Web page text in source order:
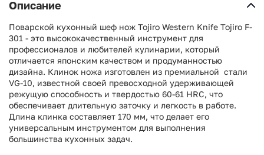
Описание
Поварской кухонный шеф нож Tojiro Western Knife Tojiro F-
301 - это высококачественный инструмент для
профессионалов и любителей кулинарии, который
отличается японским качеством и продуманностью
дизайна. Клинок ножа изготовлен из премиальной стали
VG-10, известной своей превосходной удерживающей
режущую способность и твердостью 60-61 HRC, что
обеспечивает длительную заточку и легкость в работе.
Длина клинка составляет 170 мм, что делает его
универсальным инструментом для выполнения
большинства кухонных задач.